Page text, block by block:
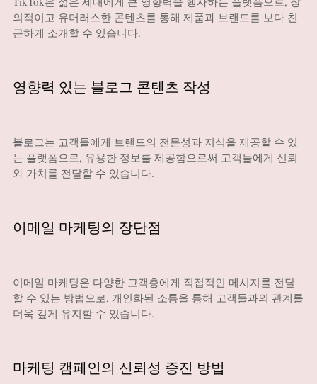
의적이고 유머러스한 콘텐츠를 통해 제품과 브랜드를 보다 친
근하게 소개할 수 있습니다.
영향력 있는 블로그 콘텐츠 작성
블로그는 고객들에게 브랜드의 전문성과 지식을 제공할 수 있
는 플랫폼으로, 유용한 정보를 제공함으로써 고객들에게 신뢰
와 가치를 전달할 수 있습니다.
이메일 마케팅의 장단점
이메일 마케팅은 다양한 고객층에게 직접적인 메시지를 전달
할 수 있는 방법으로, 개인화된 소통을 통해 고객들과의 관계를
더욱 깊게 유지할 수 있습니다.
마케팅 캠페인의 신뢰성 증진 방법